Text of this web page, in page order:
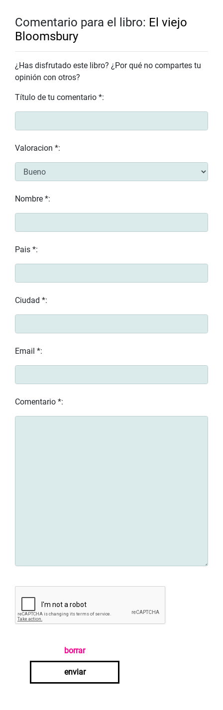
Comentario para el libro: El viejo
Bloomsbury
¿Has disfrutado este libro? ¿Por qué no compartes tu
opinión con otros?
Título de tu comentario *:
Valoracion *:
Nombre *:
Pais *:
Ciudad *:
Email *:
Comentario *:
borrar
enviar